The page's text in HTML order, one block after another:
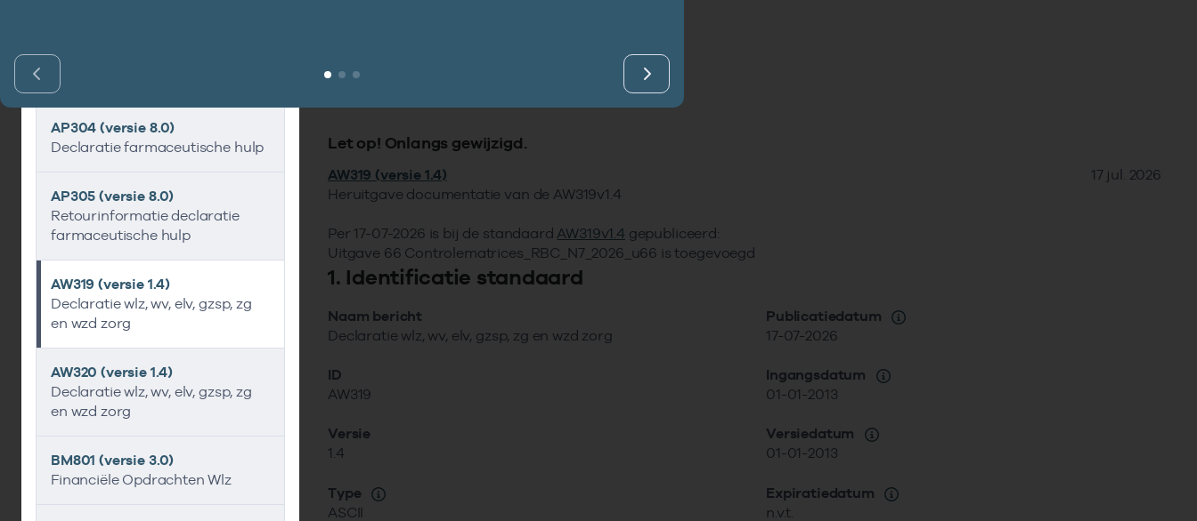
AP304 (versie 8.0)
Declaratie farmaceutische hulp
AP305 (versie 8.0)
Retourinformatie declaratie
farmaceutische hulp
AW319 (versie 1.4)
Declaratie wlz, wv, elv, gzsp, zg
en wzd zorg
AW320 (versie 1.4)
Declaratie wlz, wv, elv, gzsp, zg
en wzd zorg
BM801 (versie 3.0)
Financiële Opdrachten Wlz
Bijbehorende codelijsten
Let op! Onlangs gewijzigd.
AW319 (versie 1.4)
17 jul. 2026
Heruitgave documentatie van de AW319v1.4
Per 17-07-2026 is bij de standaard AW319v1.4 gepubliceerd:
Uitgave 66 Controlematrices_RBC_N7_2026_u66 is toegevoegd
1. Identificatie standaard
Naam bericht
Declaratie wlz, wv, elv, gzsp, zg en wzd zorg
ID
AW319
Versie
1.4
Type
ASCII
Publicatiedatum
17-07-2026
Ingangsdatum
01-01-2013
Versiedatum
01-01-2013
Expiratiedatum
n.v.t.